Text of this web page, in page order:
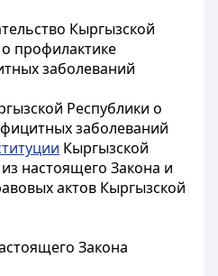
Кыргызской
профилактике
заболеваний
Республики о
заболеваний
Кыргызской
настоящего Закона и
актов Кыргызской
Закона